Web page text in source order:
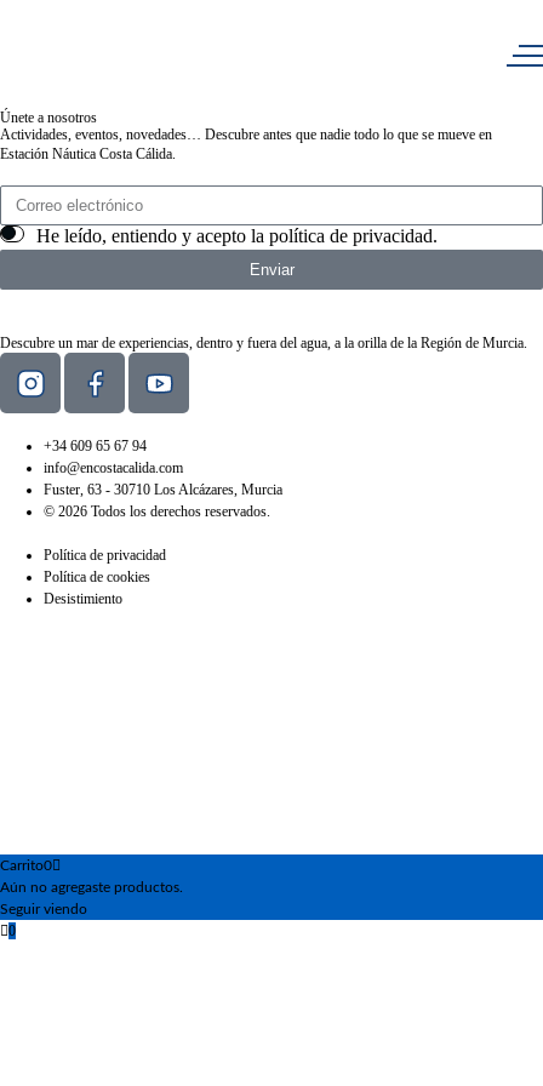
Únete a nosotros
Actividades, eventos, novedades… Descubre antes que nadie todo lo que se mueve en
Estación Náutica Costa Cálida.
He leído, entiendo y acepto la política de privacidad.
Enviar
Descubre un mar de experiencias, dentro y fuera del agua, a la orilla de la Región de Murcia.
+34 609 65 67 94
info@encostacalida.com
Fuster, 63 - 30710 Los Alcázares, Murcia
© 2026 Todos los derechos reservados.
Política de privacidad
Política de cookies
Desistimiento
Carrito0
Aún no agregaste productos.
Seguir viendo
0